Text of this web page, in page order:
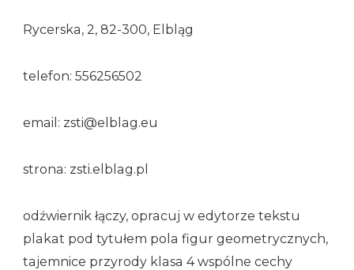
Rycerska, 2, 82-300, Elbląg
telefon: 556256502
email: zsti@elblag.eu
strona: zsti.elblag.pl
odźwiernik łączy, opracuj w edytorze tekstu
plakat pod tytułem pola figur geometrycznych,
tajemnice przyrody klasa 4 wspólne cechy